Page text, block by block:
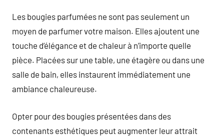
Les bougies parfumées ne sont pas seulement un
moyen de parfumer votre maison. Elles ajoutent une
touche d’élégance et de chaleur à n’importe quelle
pièce. Placées sur une table, une étagère ou dans une
salle de bain, elles instaurent immédiatement une
ambiance chaleureuse.
Opter pour des bougies présentées dans des
contenants esthétiques peut augmenter leur attrait